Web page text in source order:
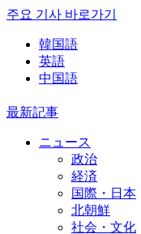
주요 기사 바로가기
韓国語
英語
中国語
最新記事
ニュース
政治
経済
国際・日本
北朝鮮
社会・文化